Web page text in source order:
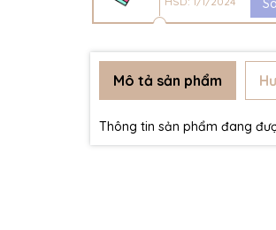
Mô tả sản phẩm
Thông tin sản phẩm đang